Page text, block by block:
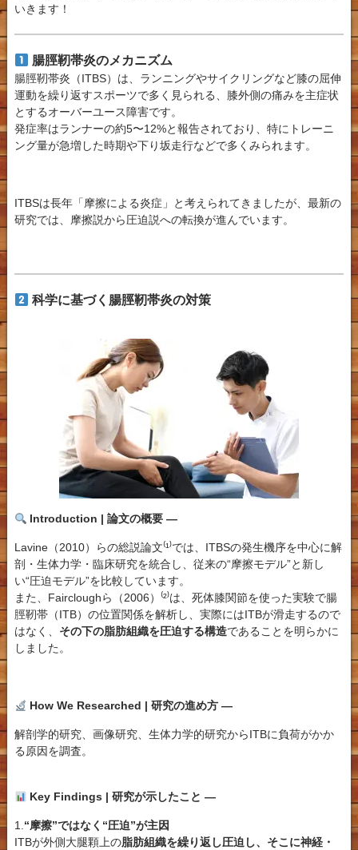
いきます！
腸脛靭帯炎のメカニズム
腸脛靭帯炎（ITBS）は、ランニングやサイクリングなど膝の屈伸
運動を繰り返すスポーツで多く見られる、膝外側の痛みを主症状
とするオーバーユース障害です。
発症率はランナーの約5〜12%と報告されており、特にトレーニ
ング量が急増した時期や下り坂走行などで多くみられます。
ITBSは長年「摩擦による炎症」と考えられてきましたが、最新の
研究では、摩擦説から圧迫説への転換が進んでいます。
科学に基づく腸脛靭帯炎の対策
Introduction | 論文の概要 —
Lavine（2010）らの総説論文⁽¹⁾では、ITBSの発生機序を中心に解
剖・生体力学・臨床研究を統合し、従来の“摩擦モデル”と新し
い“圧迫モデル”を比較しています。
また、Faircloughら（2006）⁽²⁾は、死体膝関節を使った実験で腸
脛靭帯（ITB）の位置関係を解析し、実際にはITBが滑走するので
はなく、 その下の脂肪組織を圧迫する構造であることを明らかに
しました。
How We Researched | 研究の進め方 —
解剖学的研究、 画像研究、 生体力学的研究からITBに負荷がかか
る原因を調査。
Key Findings | 研究が示したこと —
1.“摩擦”ではなく“圧迫”が主因
ITBが外側大腿顆上の脂肪組織を繰り返し圧迫し、そこに神経・